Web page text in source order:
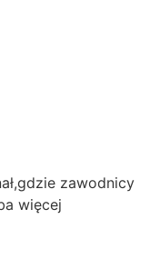
zawodnicy
więcej